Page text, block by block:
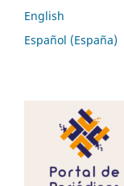
English
Español (España)